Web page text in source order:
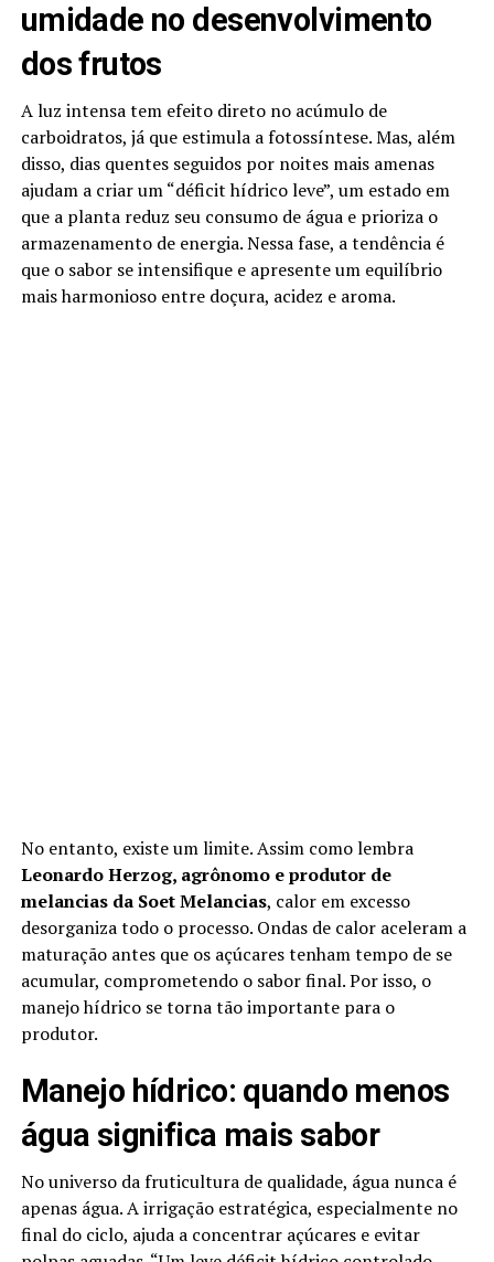
umidade no desenvolvimento
dos frutos
A luz intensa tem efeito direto no acúmulo de
carboidratos, já que estimula a fotossíntese. Mas, além
disso, dias quentes seguidos por noites mais amenas
ajudam a criar um “déficit hídrico leve”, um estado em
que a planta reduz seu consumo de água e prioriza o
armazenamento de energia. Nessa fase, a tendência é
que o sabor se intensifique e apresente um equilíbrio
mais harmonioso entre doçura, acidez e aroma.
No entanto, existe um limite. Assim como lembra
Leonardo Herzog, agrônomo e produtor de
melancias da Soet Melancias, calor em excesso
desorganiza todo o processo. Ondas de calor aceleram a
maturação antes que os açúcares tenham tempo de se
acumular, comprometendo o sabor final. Por isso, o
manejo hídrico se torna tão importante para o
produtor.
Manejo hídrico: quando menos
água significa mais sabor
No universo da fruticultura de qualidade, água nunca é
apenas água. A irrigação estratégica, especialmente no
final do ciclo, ajuda a concentrar açúcares e evitar